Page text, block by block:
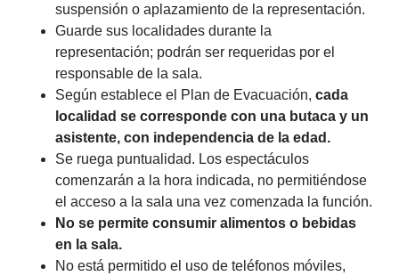
suspensión o aplazamiento de la representación.
Guarde sus localidades durante la
representación; podrán ser requeridas por el
responsable de la sala.
Según establece el Plan de Evacuación, cada
localidad se corresponde con una butaca y un
asistente, con independencia de la edad.
Se ruega puntualidad. Los espectáculos
comenzarán a la hora indicada, no permitiéndose
el acceso a la sala una vez comenzada la función.
No se permite consumir alimentos o bebidas
en la sala.
No está permitido el uso de teléfonos móviles,